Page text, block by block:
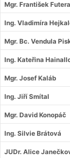
Mgr. František Futera
Ing. Vladimíra
Mgr. Bc. Vendula
Ing. Kateřina
Mgr. Josef Kaláb
Ing. Jiří Smítal
Mgr. David Konopáč
Ing. Silvie Brátová
JUDr. Alice